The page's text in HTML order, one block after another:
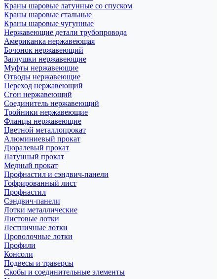
Краны шаровые латунные со спуском
Краны шаровые стальные
Краны шаровые чугунные
Нержавеющие детали трубопровода
Американка нержавеющая
Бочонок нержавеющий
Заглушки нержавеющие
Муфты нержавеющие
Отводы нержавеющие
Переход нержавеющий
Сгон нержавеющий
Соединитель нержавеющий
Тройники нержавеющие
Фланцы нержавеющие
Цветной металлопрокат
Алюминиевый прокат
Дюралевый прокат
Латунный прокат
Медный прокат
Профнастил и сэндвич-панели
Гофрированный лист
Профнастил
Сэндвич-панели
Лотки металлические
Листовые лотки
Лестничные лотки
Проволочные лотки
Профили
Консоли
Подвесы и траверсы
Скобы и соединительные элементы